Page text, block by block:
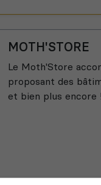
MOTH'STORE
Le Moth'Store
proposant des
et bien plus encore !